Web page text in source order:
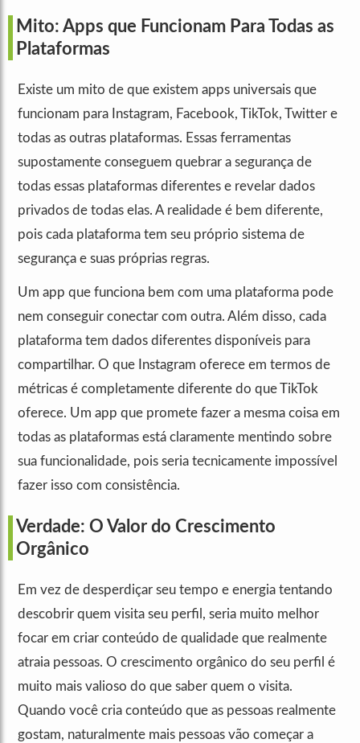
Mito: Apps que Funcionam Para Todas as
Plataformas
Existe um mito de que existem apps universais que
funcionam para Instagram, Facebook, TikTok, Twitter e
todas as outras plataformas. Essas ferramentas
supostamente conseguem quebrar a segurança de
todas essas plataformas diferentes e revelar dados
privados de todas elas. A realidade é bem diferente,
pois cada plataforma tem seu próprio sistema de
segurança e suas próprias regras.
Um app que funciona bem com uma plataforma pode
nem conseguir conectar com outra. Além disso, cada
plataforma tem dados diferentes disponíveis para
compartilhar. O que Instagram oferece em termos de
métricas é completamente diferente do que TikTok
oferece. Um app que promete fazer a mesma coisa em
todas as plataformas está claramente mentindo sobre
sua funcionalidade, pois seria tecnicamente impossível
fazer isso com consistência.
Verdade: O Valor do Crescimento
Orgânico
Em vez de desperdiçar seu tempo e energia tentando
descobrir quem visita seu perfil, seria muito melhor
focar em criar conteúdo de qualidade que realmente
atraia pessoas. O crescimento orgânico do seu perfil é
muito mais valioso do que saber quem o visita.
Quando você cria conteúdo que as pessoas realmente
gostam, naturalmente mais pessoas vão começar a